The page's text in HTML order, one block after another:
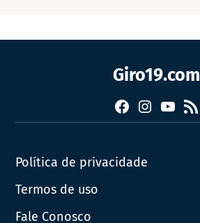
Giro19.com
FacebookInstagram
YouTube
RSS
Política de privacidade
Termos de uso
Fale Conosco